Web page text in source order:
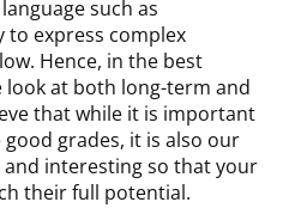
such as
to express complex
Hence, in the best
at both long-term and
that while it is important
grades, it is also our
interesting so that your
their full potential.